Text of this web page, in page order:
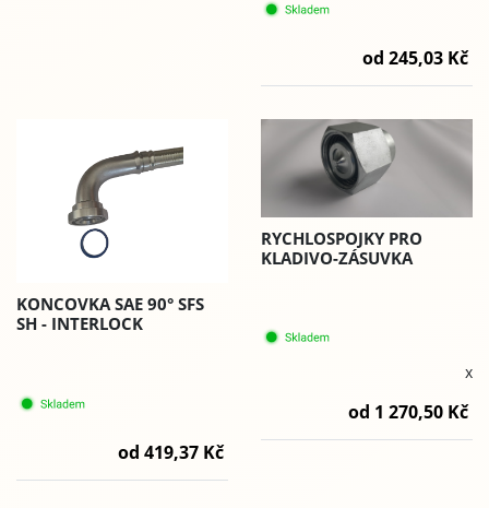
od 245,03 Kč
KONCOVKA SAE 90° SFS
SH - INTERLOCK
od 419,37 Kč
RYCHLOSPOJKY PRO
KLADIVO-ZÁSUVKA
x
od 1 270,50 Kč